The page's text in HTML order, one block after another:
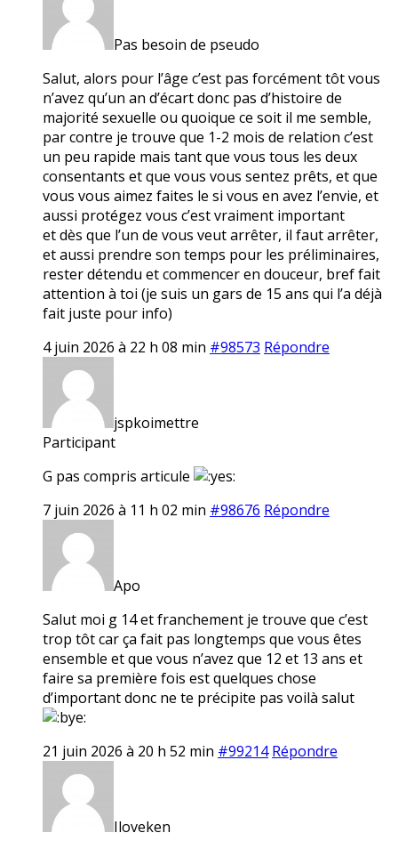
Pas besoin de pseudo
Salut, alors pour l’âge c’est pas forcément tôt vous
n’avez qu’un an d’écart donc pas d’histoire de
majorité sexuelle ou quoique ce soit il me semble,
par contre je trouve que 1-2 mois de relation c’est
un peu rapide mais tant que vous tous les deux
consentants et que vous vous sentez prêts, et que
vous vous aimez faites le si vous en avez l’envie, et
aussi protégez vous c’est vraiment important
et dès que l’un de vous veut arrêter, il faut arrêter,
et aussi prendre son temps pour les préliminaires,
rester détendu et commencer en douceur, bref fait
attention à toi (je suis un gars de 15 ans qui l’a déjà
fait juste pour info)
4 juin 2026 à 22 h 08 min #98573 Répondre
jspkoimettre
Participant
G pas compris articule
7 juin 2026 à 11 h 02 min #98676 Répondre
Apo
Salut moi g 14 et franchement je trouve que c’est
trop tôt car ça fait pas longtemps que vous êtes
ensemble et que vous n’avez que 12 et 13 ans et
faire sa première fois est quelques chose
d’important donc ne te précipite pas voilà salut
21 juin 2026 à 20 h 52 min #99214 Répondre
Iloveken